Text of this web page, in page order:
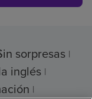
sorpresas
inglés